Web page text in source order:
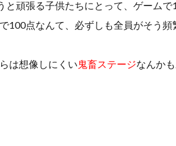
と頑張る子供たちにとって、ゲーム
100点なんて、必ずしも全員がそう頻
は想像しにくい鬼畜ステージなんか